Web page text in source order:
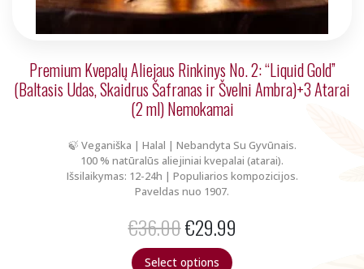
Premium Kvepalų Aliejaus Rinkinys No. 2: “Liquid Gold”
(Baltasis Udas, Skaidrus Šafranas ir Švelni Ambra)+3 Atarai
(2 ml) Nemokamai
🍃 Veganiška | Halal | Nebandyta Su Gyvūnais.
100 % natūralūs aliejiniai kvepalai (atarai).
Išsilaikymas: 12-24h | Populiarios kompozicijos.
Paveldas nuo 1907.
€36.00Original
price
€29.99
Select options